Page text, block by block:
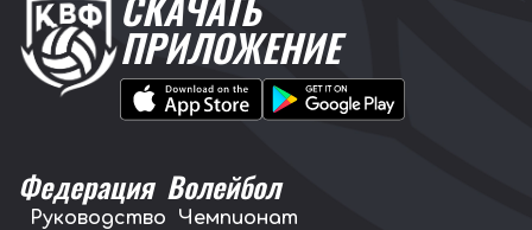
ПРИЛОЖЕНИЕ
Федерация
Руководство
Волейбол
Чемпионат